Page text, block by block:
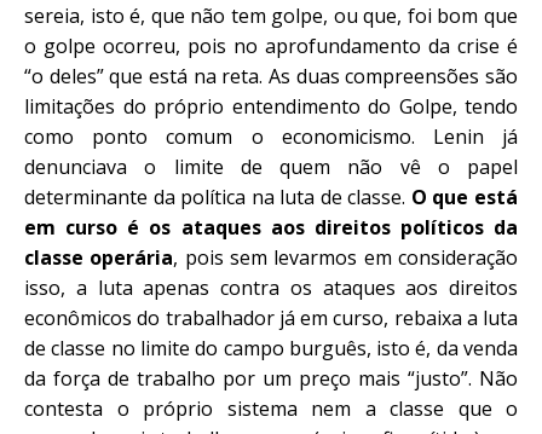
sereia, isto é, que não tem golpe, ou que, foi bom que
o golpe ocorreu, pois no aprofundamento da crise é
“o deles” que está na reta. As duas compreensões são
limitações do próprio entendimento do Golpe, tendo
como ponto comum o economicismo. Lenin já
denunciava o limite de quem não vê o papel
determinante da política na luta de classe. O que está
em curso é os ataques aos direitos políticos da
classe operária, pois sem levarmos em consideração
isso, a luta apenas contra os ataques aos direitos
econômicos do trabalhador já em curso, rebaixa a luta
de classe no limite do campo burguês, isto é, da venda
da força de trabalho por um preço mais “justo”. Não
contesta o próprio sistema nem a classe que o